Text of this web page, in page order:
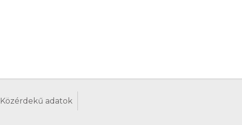
Közérdekű adatok